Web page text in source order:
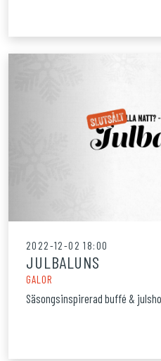
2022-12-02 18:00
JULBALUNS
GALOR
Säsongsinspirerad buffé &